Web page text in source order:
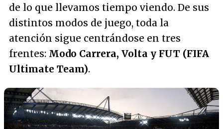
de lo que llevamos tiempo viendo. De sus
distintos modos de juego, toda la
atención sigue centrándose en tres
frentes: Modo Carrera, Volta y FUT (FIFA
Ultimate Team).